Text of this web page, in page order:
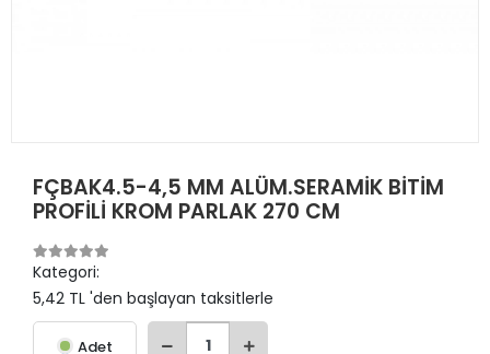
FÇBAK4.5-4,5 MM ALÜM.SERAMİK BİTİM
PROFİLİ KROM PARLAK 270 CM
Kategori:
5,42 TL 'den başlayan taksitlerle
Adet